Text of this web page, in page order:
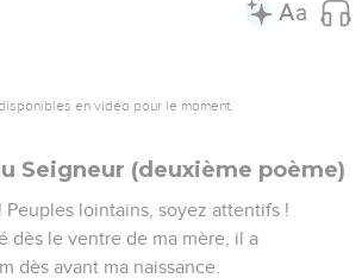
en vidéo pour le moment.
Seigneur (deuxième poème)
Peuples lointains, soyez attentifs !
dès le ventre de ma mère, il a
dès avant ma naissance.